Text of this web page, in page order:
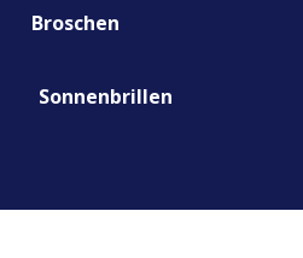
Broschen
Sonnenbrillen